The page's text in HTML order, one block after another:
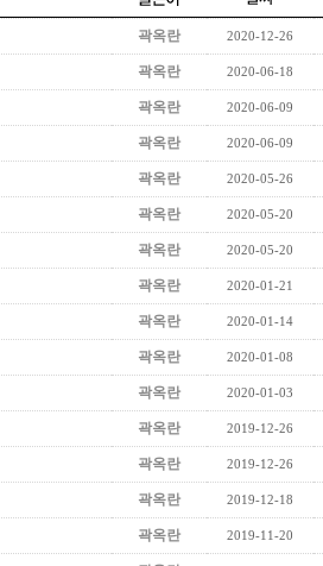
곽옥란 2020-12-26
곽옥란 2020-06-18
곽옥란 2020-06-09
곽옥란 2020-06-09
곽옥란 2020-05-26
곽옥란 2020-05-20
곽옥란 2020-05-20
곽옥란 2020-01-21
곽옥란 2020-01-14
곽옥란 2020-01-08
곽옥란 2020-01-03
곽옥란 2019-12-26
곽옥란 2019-12-26
곽옥란 2019-12-18
곽옥란 2019-11-20